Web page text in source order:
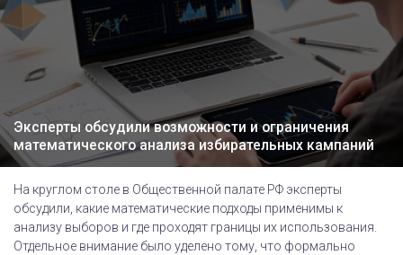
Эксперты обсудили возможности и ограничения
математического анализа избирательных кампаний
На круглом столе в Общественной палате РФ эксперты
обсудили, какие математические подходы применимы к
анализу выборов и где проходят границы их использования.
Отдельное внимание было уделено тому, что формально